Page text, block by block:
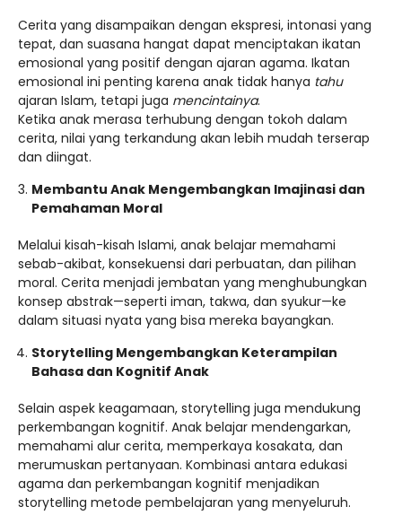
Cerita yang disampaikan dengan ekspresi, intonasi yang
tepat, dan suasana hangat dapat menciptakan ikatan
emosional yang positif dengan ajaran agama. Ikatan
emosional ini penting karena anak tidak hanya tahu
ajaran Islam, tetapi juga mencintainya.
Ketika anak merasa terhubung dengan tokoh dalam
cerita, nilai yang terkandung akan lebih mudah terserap
dan diingat.
Membantu Anak Mengembangkan Imajinasi dan
Pemahaman Moral
Melalui kisah-kisah Islami, anak belajar memahami
sebab-akibat, konsekuensi dari perbuatan, dan pilihan
moral. Cerita menjadi jembatan yang menghubungkan
konsep abstrak—seperti iman, takwa, dan syukur—ke
dalam situasi nyata yang bisa mereka bayangkan.
Storytelling Mengembangkan Keterampilan
Bahasa dan Kognitif Anak
Selain aspek keagamaan, storytelling juga mendukung
perkembangan kognitif. Anak belajar mendengarkan,
memahami alur cerita, memperkaya kosakata, dan
merumuskan pertanyaan. Kombinasi antara edukasi
agama dan perkembangan kognitif menjadikan
storytelling metode pembelajaran yang menyeluruh.